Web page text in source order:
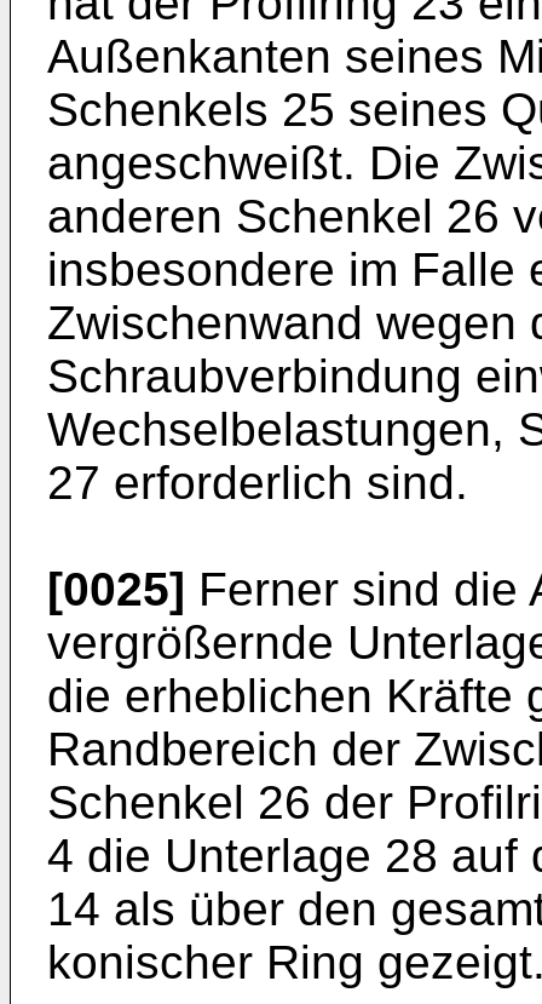
Außenkanten seines
Schenkels 25 seines
angeschweißt. Die
anderen Schenkel 26
insbesondere im Falle
Zwischenwand wegen
Schraubverbindung
Wechselbelastungen,
27 erforderlich sind.
[0025] Ferner sind die
vergrößernde
die erheblichen Kräfte
Randbereich der
Schenkel 26 der
4 die Unterlage 28 auf
14 als über den
konischer Ring